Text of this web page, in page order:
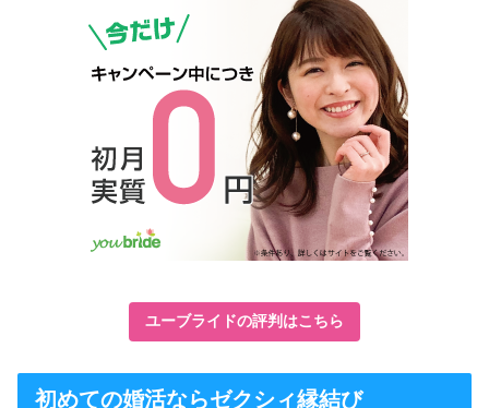
ユーブライドの評判はこちら
初めての婚活ならゼクシィ縁結び